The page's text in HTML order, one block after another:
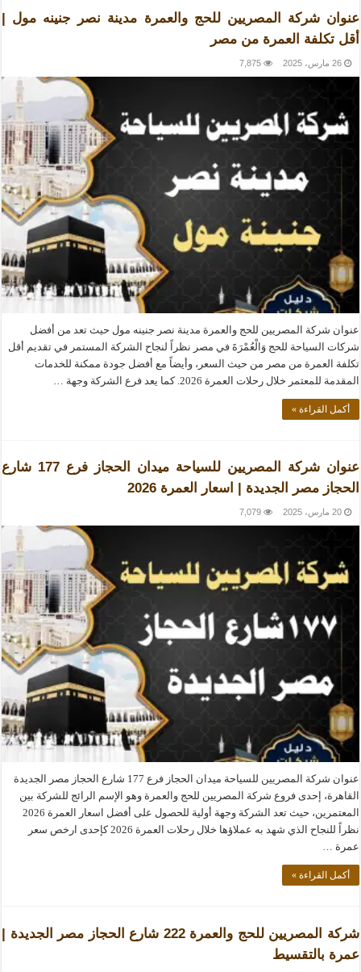
عنوان شركة المصريين للحج والعمرة مدينة نصر جنينه مول |
أقل تكلفة العمرة من مصر
26 مارس، 2025 7,875
عنوان شركة المصريين للحج والعمرة مدينة نصر جنينه مول حيث تعد من أفضل
شركات السياحة للحج وَالْعُمْرَةَ في مصر نظراً لنجاح الشركة المستمر في تقديم أقل
تكلفة العمرة من مصر من حيث السعر، وأيضاً مع أفضل جودة ممكنة للخدمات
المقدمة للمعتمر خلال رحلات العمرة 2026. كما يعد فرع الشركة وجهة …
أكمل القراءة »
عنوان شركة المصريين للسياحة ميدان الحجاز فرع 177 شارع
الحجاز مصر الجديدة | اسعار العمرة 2026
20 مارس، 2025 7,079
عنوان شركة المصريين للسياحة ميدان الحجاز فرع 177 شارع الحجاز مصر الجديدة
القاهرة، إحدى فروع شركة المصريين للحج والعمرة وهو الإسم الرائج للشركة بين
المعتمرين، حيث تعد الشركة وجهة أولية للحصول على أفضل اسعار العمرة 2026
نظراً للنجاح الذي شهد به عملاؤها خلال رحلات العمرة 2026 كإحدى ارخص سعر
عمرة …
أكمل القراءة »
شركة المصريين للحج والعمرة 222 شارع الحجاز مصر الجديدة |
عمرة بالتقسيط